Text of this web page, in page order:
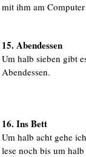
mit ihm am
15. Abendessen
Um halb sieben gibt
Abendessen.
16. Ins Bett
Um halb acht gehe
lese noch bis um